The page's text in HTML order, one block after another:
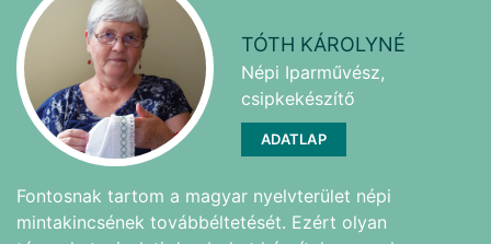
TÓTH KÁROLYNÉ
Népi Iparművész,
csipkekészítő
ADATLAP
Fontosnak tartom a magyar nyelvterület népi
mintakincsének továbbéltetését. Ezért olyan